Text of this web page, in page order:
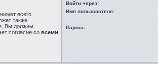
всего
также
Вы должны
согласие со всеми
Войти через:
Имя пользователя:
Пароль: